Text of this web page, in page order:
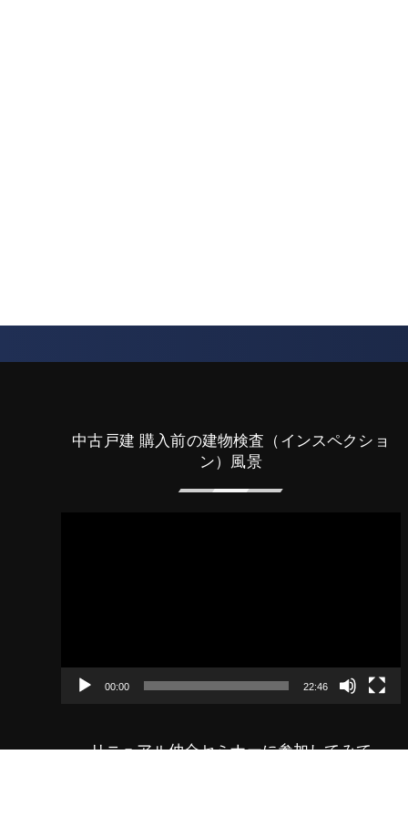
中古戸建 購入前の建物検査（インスペクショ
ン）風景
00:00 22:46
リニュアル仲介セミナーに参加してみて